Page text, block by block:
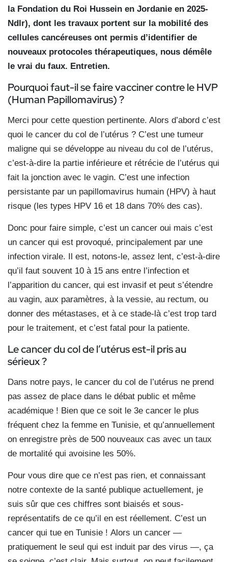
la Fondation du Roi Hussein en Jordanie en 2025-
Ndlr), dont les travaux portent sur la mobilité des
cellules cancéreuses ont permis d’identifier de
nouveaux protocoles thérapeutiques, nous démêle
le vrai du faux. Entretien.
Pourquoi faut-il se faire vacciner contre le HVP
(Human Papillomavirus) ?
Merci pour cette question pertinente. Alors d’abord c’est
quoi le cancer du col de l’utérus ? C’est une tumeur
maligne qui se développe au niveau du col de l’utérus,
c’est-à-dire la partie inférieure et rétrécie de l’utérus qui
fait la jonction avec le vagin. C’est une infection
persistante par un papillomavirus humain (HPV) à haut
risque (les types HPV 16 et 18 dans 70% des cas).
Donc pour faire simple, c’est un cancer oui mais c’est
un cancer qui est provoqué, principalement par une
infection virale. Il est, notons-le, assez lent, c’est-à-dire
qu’il faut souvent 10 à 15 ans entre l’infection et
l’apparition du cancer, qui est invasif et peut s’étendre
au vagin, aux paramètres, à la vessie, au rectum, ou
donner des métastases, et à ce stade-là c’est trop tard
pour le traitement, et c’est fatal pour la patiente.
Le cancer du col de l’utérus est-il pris au
sérieux ?
Dans notre pays, le cancer du col de l’utérus ne prend
pas assez de place dans le débat public et même
académique ! Bien que ce soit le 3e cancer le plus
fréquent chez la femme en Tunisie, et qu’annuellement
on enregistre près de 500 nouveaux cas avec un taux
de mortalité qui avoisine les 50%.
Pour vous dire que ce n’est pas rien, et connaissant
notre contexte de la santé publique actuellement, je
suis sûr que ces chiffres sont biaisés et sous-
représentatifs de ce qu’il en est réellement. C’est un
cancer qui tue en Tunisie ! Alors un cancer —
pratiquement le seul qui est induit par des virus —, ça